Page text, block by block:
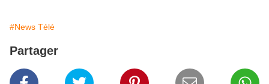
#News Télé
Partager